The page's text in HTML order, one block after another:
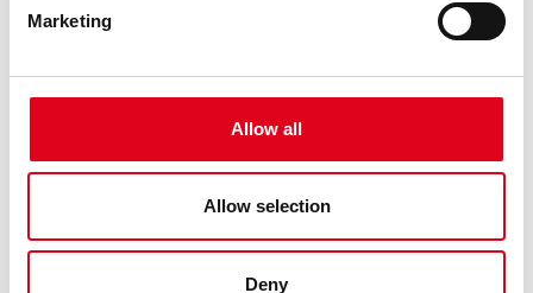
Marketing
Allow all
Allow selection
Deny
JOAN BROSSA: POESIA VISUAL I POEMES